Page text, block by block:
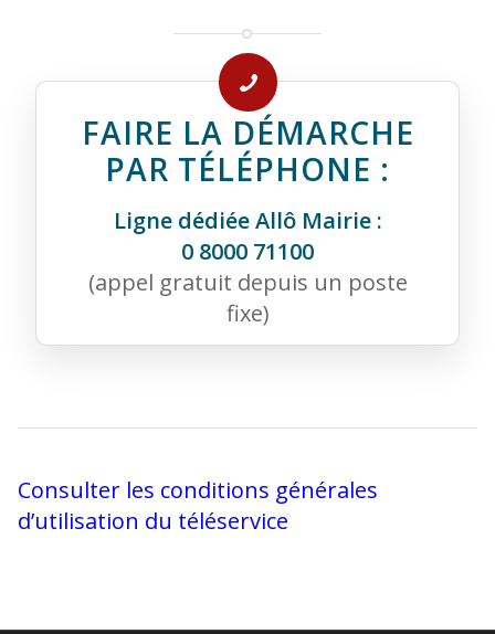
FAIRE LA DÉMARCHE
PAR TÉLÉPHONE :
Ligne dédiée Allô Mairie :
0 8000 71100
(appel gratuit depuis un poste
fixe)
Consulter les conditions générales
d’utilisation du téléservice